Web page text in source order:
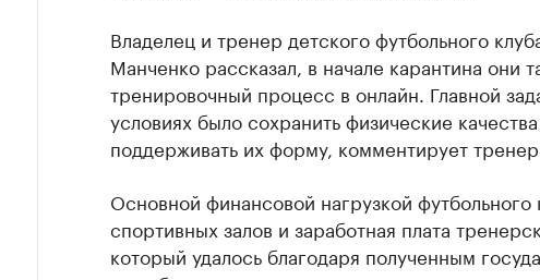
Владелец и тренер детского футбольного
Манченко рассказал, в начале карантина они
тренировочный процесс в онлайн. Главной
условиях было сохранить физические
поддерживать их форму, комментирует тренер.
Основной финансовой нагрузкой футбольного
спортивных залов и заработная плата
который удалось благодаря полученным